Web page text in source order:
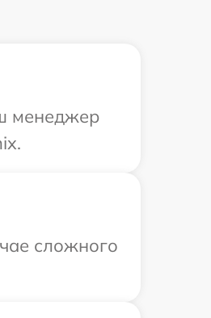
менеджер
сложного